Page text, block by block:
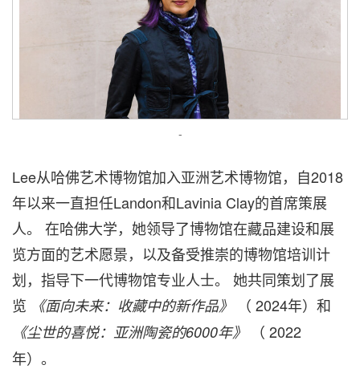
-
Lee从哈佛艺术博物馆加入亚洲艺术博物馆，自2018
年以来一直担任Landon和Lavinia Clay的首席策展
人。 在哈佛大学，她领导了博物馆在藏品建设和展
览方面的艺术愿景，以及备受推崇的博物馆培训计
划，指导下一代博物馆专业人士。 她共同策划了展
览
《面向未来：收藏中的新作品》 （ 2024年）和
《尘世的喜悦：亚洲陶瓷的6000年》
（ 2022
年）。